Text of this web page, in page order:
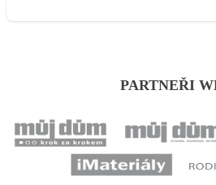
PARTNEŘI